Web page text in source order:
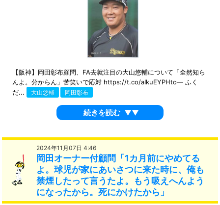
【阪神】岡田彰布顧問、FA去就注目の大山悠輔について「全然知ら
んよ。分からん」苦笑いで応対 https://t.co/aIkuEYPHto— ふく
だ...
大山悠輔 岡田彰布
続きを読む ▼▼
2024年11月07日 4:46
岡田オーナー付顧問「1カ月前にやめてる
よ。球児が家にあいさつに来た時に、俺も
禁煙したって言うたよ。もう吸えへんよう
になったから。死にかけたから」